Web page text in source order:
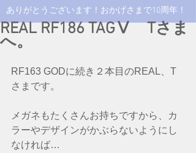
​ありがとうございます！おかげさまで10周年！
REAL RF186 TAGⅤ Tさま
へ。
RF163 GODに続き２本目のREAL、T
さまです。
メガネもたくさんお持ちですから、カ
ラーやデザインがかぶらないようにし
なければ…